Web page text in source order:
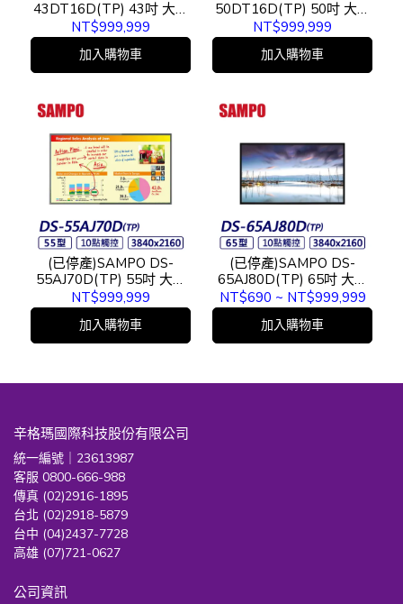
43DT16D(TP) 43吋 大型
觸控顯示器
NT$999,999
加入購物車
50DT16D(TP) 50吋 大型
觸控顯示器
NT$999,999
加入購物車
(已停產)SAMPO DS-
55AJ70D(TP) 55吋 大型
觸控顯示器
NT$999,999
加入購物車
(已停產)SAMPO DS-
65AJ80D(TP) 65吋 大型
觸控顯示器
NT$690 ~ NT$999,999
加入購物車
辛格瑪國際科技股份有限公司
統一編號｜23613987
客服 0800-666-988
傳真 (02)2916-1895
台北 (02)2918-5879
台中 (04)2437-7728
高雄 (07)721-0627
公司資訊